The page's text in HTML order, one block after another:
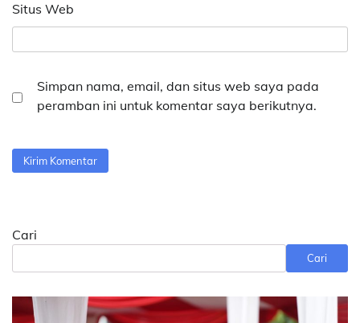
Situs Web
Simpan nama, email, dan situs web saya pada
peramban ini untuk komentar saya berikutnya.
Cari
Cari